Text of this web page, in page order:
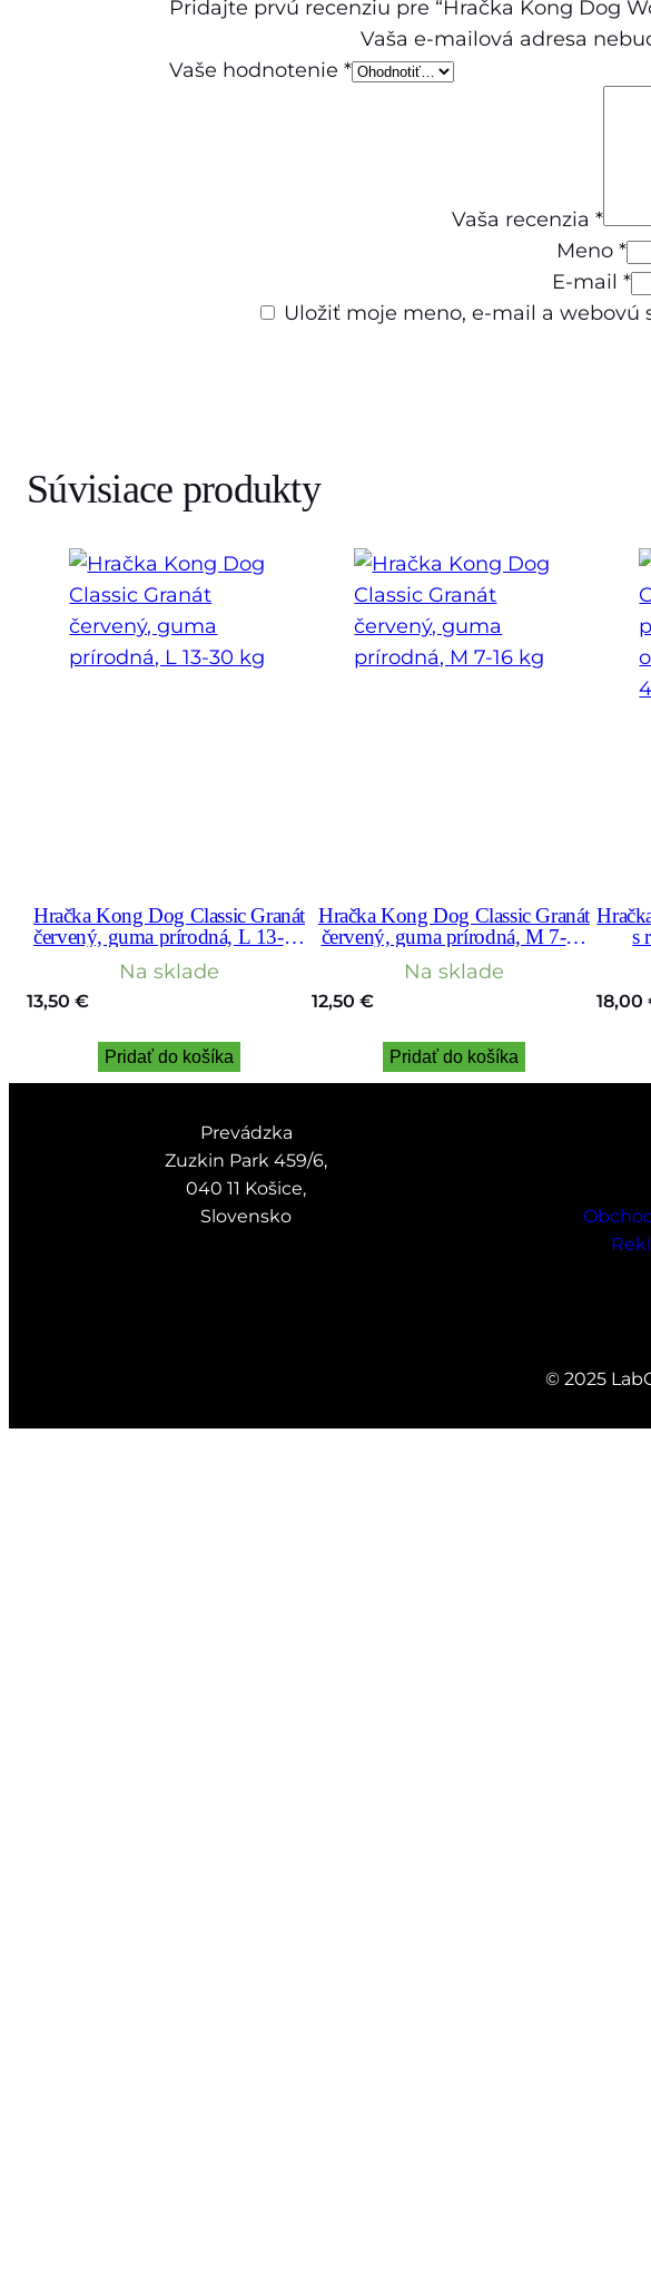
l
n
i
a
c
Pridajte prvú recenziu pre “Hračka Kong Dog
Vaša e-mailová adresa
Vaše hodnotenie *
Vaša recenzia *
Meno *
E-mail *
Uložiť moje meno, e-mail a
Súvisiace produkty
Hračka Kong Dog Classic Granát
červený, guma prírodná, L 13-30
kg
Na sklade
13,50 €
Pridať do košíka
Hračka Kong Dog Classic Granát
červený, guma prírodná, M 7-16
kg
Na sklade
12,50 €
Pridať do košíka
s
18,00
Prevádzka
Zuzkin Park 459/6,
040 11 Košice,
Slovensko
© 2025